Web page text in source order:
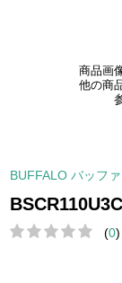
商品画
他の商
BUFFALO バッフ
(0)